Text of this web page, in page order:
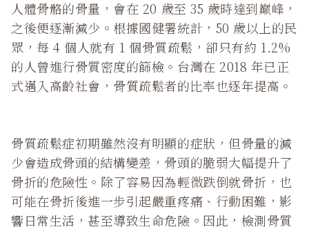
人體骨骼的骨量，會在 20 歲至 35 歲時達到巔峰，
之後便逐漸減少。根據國健署統計，50 歲以上的民
眾，每 4 個人就有 1 個骨質疏鬆，卻只有約 1.2%
的人曾進行骨質密度的篩檢。台灣在 2018 年已正
式邁入高齡社會，骨質疏鬆者的比率也逐年提高。
骨質疏鬆症初期雖然沒有明顯的症狀，但骨量的減
少會造成骨頭的結構變差，骨頭的脆弱大幅提升了
骨折的危險性。除了容易因為輕微跌倒就骨折，也
可能在骨折後進一步引起嚴重疼痛、行動困難，影
響日常生活，甚至導致生命危險。因此，檢測骨質